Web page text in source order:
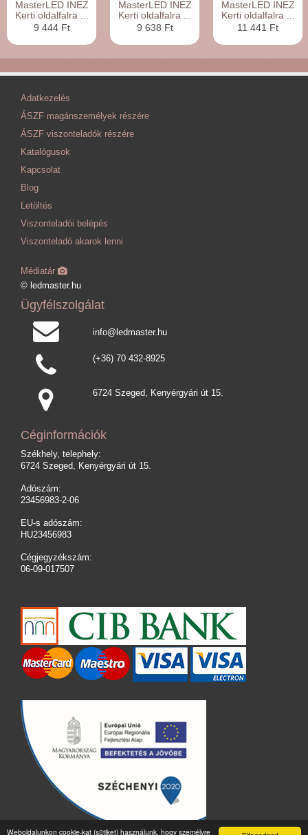
Weboldalunkon cookie-kat (sütiket) használunk, hogy személyre
MasterLED INEZ
Kerti oldalfalra ...
9 444 Ft
MasterLED INEZ
Kerti oldalfalra ...
9 638 Ft
MasterLED INEZ
Kerti oldalfalra ...
11 441 Ft
Adatkezelés
ÁSZF magánszemélyek részére
ÁSZF viszonteladók részére
Katalógusok
Kapcsolat
Blog
Letöltés
Viszonteladói belépés
Viszonteladó akarok lenni
Médiatár
© ledmaster.hu
Ügyfélszolgálat
info@ledmaster.hu
(+36) 70 432-8925
6724 Szeged, Kenyérgyári út 15.
Céginformációk
Székhely, telephely:
6724 Szeged, Kenyérgyári út 15.
Adószám:
23456983-2-06
EU-s adószám:
HU23456983
Cégjegyzékszám:
06-09-017507